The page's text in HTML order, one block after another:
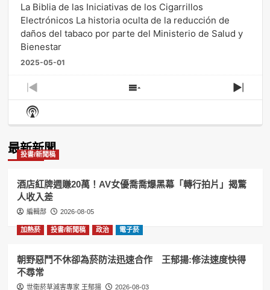
La Biblia de las Iniciativas de los Cigarrillos
Electrónicos La historia oculta de la reducción de
daños del tabaco por parte del Ministerio de Salud y
Bienestar
2025-05-01
Previous
Episode
Show
Episodes
Next
Show
Podcast
最新新聞
投書/新聞稿
酒店紅牌週賺20萬！AV女優喬喬爆黑幕「轉行拍片」揭驚
人收入差
編輯部 2026-08-05
加熱菸 投書/新聞稿 政治 電子菸
朝野惡鬥不休卻為菸防法迅速合作 王郁揚:修法速度快得
不尋常
世衛菸草減害專家 王郁揚 2026-08-03